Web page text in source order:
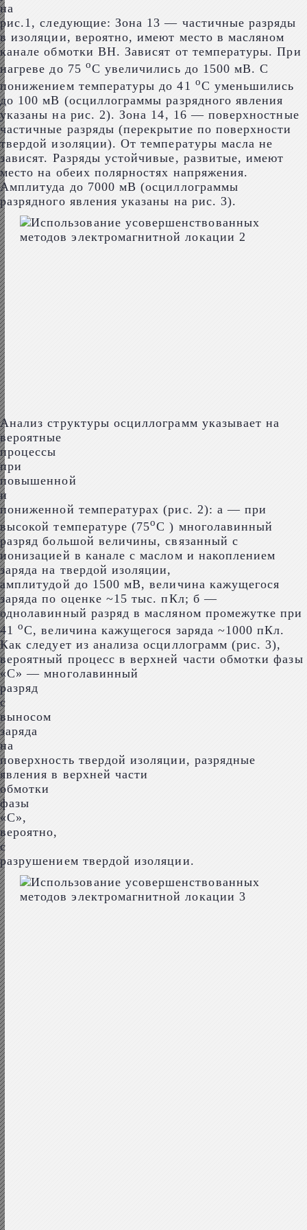
на
рис.1, следующие: Зона 13 — частичные разряды
в изоляции, вероятно, имеют место в масляном
канале обмотки ВН. Зависят от температуры. При
нагреве до 75 оС увеличились до 1500 мВ. С
понижением температуры до 41 оС уменьшились
до 100 мВ (осциллограммы разрядного явления
указаны на рис. 2). Зона 14, 16 — поверхностные
частичные разряды (перекрытие по поверхности
твердой изоляции). От температуры масла не
зависят. Разряды устойчивые, развитые, имеют
место на обеих полярностях напряжения.
Амплитуда до 7000 мВ (осциллограммы
разрядного явления указаны на рис. 3).
Анализ структуры осциллограмм указывает на
вероятные
процессы
при
повышенной
и
пониженной температурах (рис. 2): а — при
высокой температуре (75оС ) многолавинный
разряд большой величины, связанный с
ионизацией в канале с маслом и накоплением
заряда на твердой изоляции,
амплитудой до 1500 мВ, величина кажущегося
заряда по оценке ~15 тыс. пКл; б —
однолавинный разряд в масляном промежутке при
41оС, величина кажущегося заряда ~1000 пКл.
Как следует из анализа осциллограмм (рис. 3),
вероятный процесс в верхней части обмотки фазы
«С» — многолавинный
разряд
с
выносом
заряда
на
поверхность твердой изоляции, разрядные
явления в верхней части
обмотки
фазы
«С»,
вероятно,
с
разрушением твердой изоляции.